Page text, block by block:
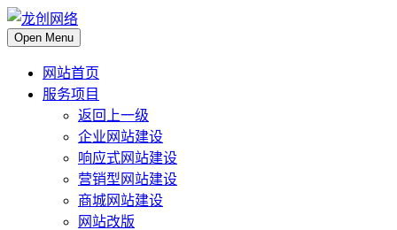
Open Menu
网站首页
服务项目
返回上一级
企业网站建设
响应式网站建设
营销型网站建设
商城网站建设
网站改版